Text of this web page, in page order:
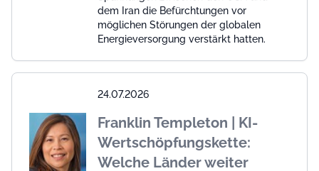
dem Iran die Befürchtungen vor
möglichen Störungen der globalen
Energieversorgung verstärkt hatten.
24.07.2026
Franklin Templeton | KI-
Wertschöpfungskette:
Welche Länder weiter